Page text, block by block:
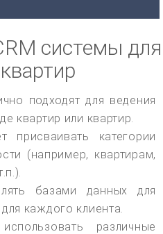
системы для
подходят для ведения
квартир или квартир.
присваивать категории
(например, квартирам,
базами данных для
каждого клиента.
различные